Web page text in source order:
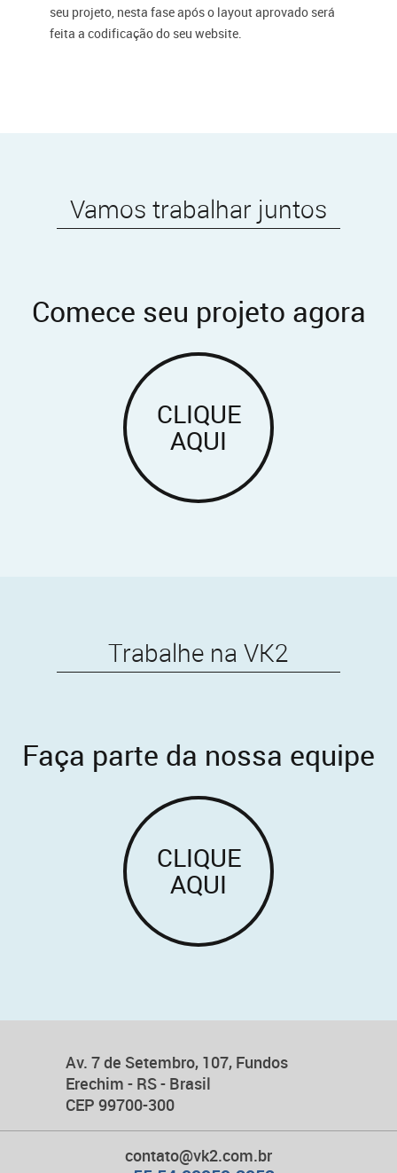
seu projeto, nesta fase após o layout aprovado será
feita a codificação do seu website.
Vamos trabalhar juntos
Comece seu projeto agora
CLIQUE
AQUI
Trabalhe na VK2
Faça parte da nossa equipe
CLIQUE
AQUI
Av. 7 de Setembro, 107, Fundos
Erechim - RS - Brasil
CEP 99700-300
contato@vk2.com.br